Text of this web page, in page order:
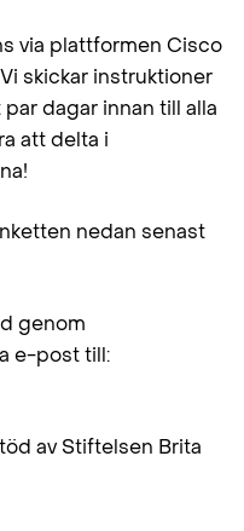
via plattformen Cisco
Vi skickar instruktioner
dagar innan till alla
att delta i
nedan senast
genom
e-post till:
av Stiftelsen Brita